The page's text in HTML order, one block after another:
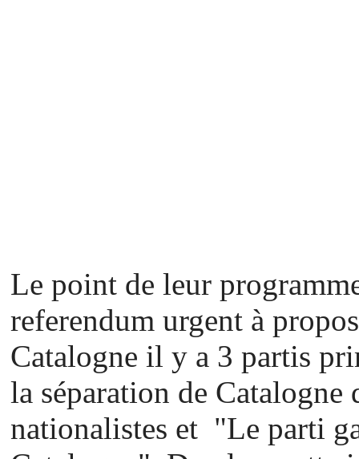
Le point de leur
referendum urgent à
Catalogne il y a 3 partis
la séparation de Catalogne
nationalistes et "Le parti